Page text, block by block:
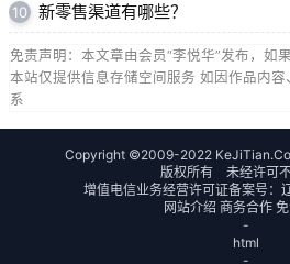
免责声明：本文章由会员“李悦华”发布，如
本站仅提供信息存储空间服务 如因作品内
系
10 新零售渠道有哪些？
Copyright ©2009-2022
版权所有 未经许可
增值电信业务经营许可证备案号：
网站介绍 商务合作
-
html
-